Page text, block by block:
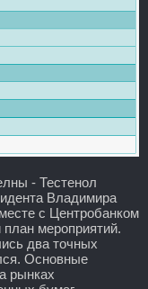
- Тестенол
Владимира
с Центробанком
мероприятий.
два точных
Основные
рынках